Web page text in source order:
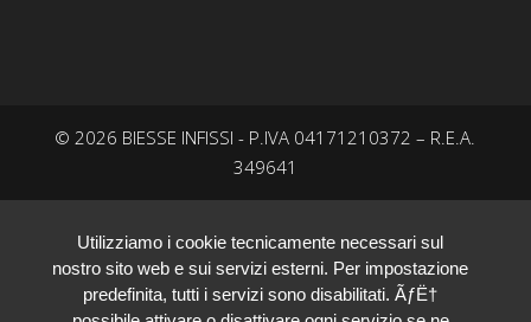
© 2026 BIESSE INFISSI - P.IVA 04171210372 – R.E.A.
349641
Utilizziamo i cookie tecnicamente necessari sul
nostro sito web e sui servizi esterni. Per impostazione
predefinita, tutti i servizi sono disabilitati. ÃƒË†